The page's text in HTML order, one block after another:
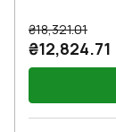
₴18,321.01
₴12,824.71